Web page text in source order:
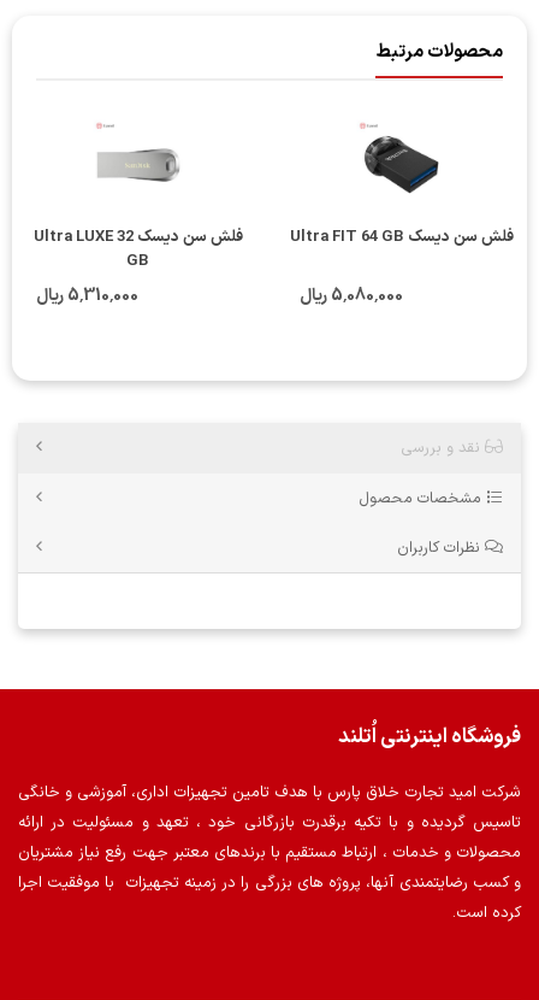
محصولات مرتبط
فلش سن دیسک Ultra FIT 64 GB
5٬080٬000 ریال
فلش سن دیسک Ultra LUXE 32
GB
5٬310٬000 ریال
نقد و بررسی
مشخصات محصول
نظرات کاربران
فروشگاه اینترنتی اُتلند
شرکت امید تجارت خلاق پارس با هدف تامین تجهیزات اداری، آموزشی و خانگی
تاسیس گردیده و با تکیه برقدرت بازرگانی خود ، تعهد و مسئولیت در ارائه
محصولات و خدمات ، ارتباط مستقیم با برندهای معتبر جهت رفع نیاز مشتریان
و کسب رضایتمندی آنها، پروژه های بزرگی را در زمینه تجهیزات با موفقیت اجرا
کرده است.